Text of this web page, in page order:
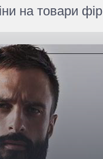
на товари